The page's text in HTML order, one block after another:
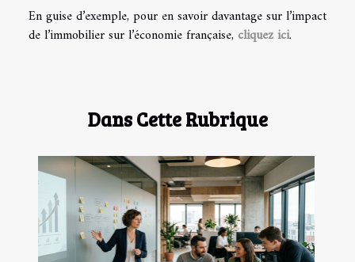
En guise d’exemple, pour en savoir davantage sur l’impact
de l’immobilier sur l’économie française, cliquez ici.
Dans Cette Rubrique